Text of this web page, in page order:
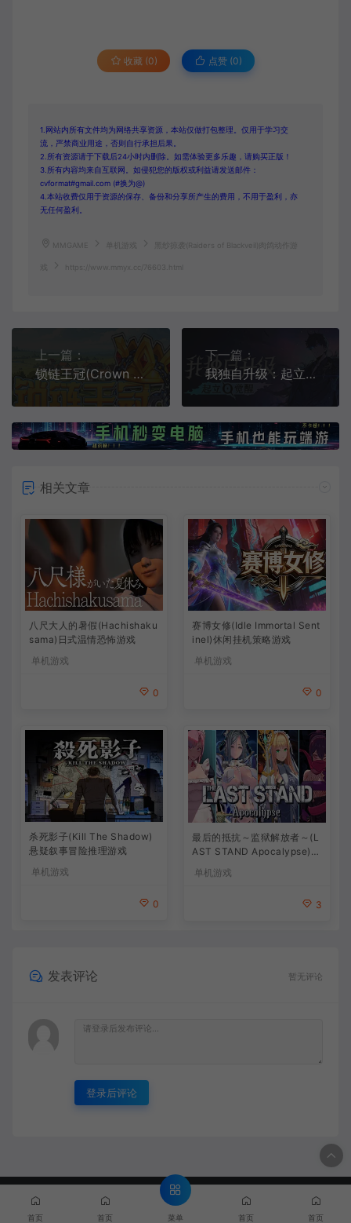
收藏 (0) 点赞 (0)
1.网站内所有文件均为网络共享资源，本站仅做打包整理。仅用于学习交
流，严禁商业用途，否则自行承担后果。
2.所有资源请于下载后24小时内删除。如需体验更多乐趣，请购买正版！
3.所有内容均来自互联网。如侵犯您的版权或利益请发送邮件：
cvformat#gmail.com (#换为@)
4.本站收费仅用于资源的保存、备份和分享所产生的费用，不用于盈利，亦
无任何盈利。
MMGAME 黑纱掠袭(Raiders of Blackveil)肉鸽动作游
https://www.mmyx.cc/76603.html
上一篇：
锁链王冠(Crown Chained)策略冒险RPG游戏
下一篇：
我独自升级：起立·觉醒(Solo Leveling ARISE OVERDRIVE)动作RPG游戏
相关文章
八尺大人的暑假(Hachishaku
sama)日式温情恐怖游戏
单机游戏
0
赛博女修(Idle Immortal Sent
inel)休闲挂机策略游戏
单机游戏
0
杀死影子(Kill The Shadow)
悬疑叙事冒险推理游戏
单机游戏
0
最后的抵抗～监狱解放者～(L
AST STAND Apocalypse)卡
单机游戏
3
发表评论 暂无评论
登录后评论
© 2020 MMYX - MMYX.CC & WordPress Theme. All rights
首页 首页 菜单 首页 首页